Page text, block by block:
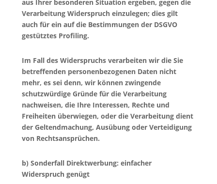
aus Ihrer besonderen Situation ergeben, gegen die
Verarbeitung Widerspruch einzulegen; dies gilt
auch für ein auf die Bestimmungen der DSGVO
gestütztes Profiling.
Im Fall des Widerspruchs verarbeiten wir die Sie
betreffenden personenbezogenen Daten nicht
mehr, es sei denn, wir können zwingende
schutzwürdige Gründe für die Verarbeitung
nachweisen, die Ihre Interessen, Rechte und
Freiheiten überwiegen, oder die Verarbeitung dient
der Geltendmachung, Ausübung oder Verteidigung
von Rechtsansprüchen.
b) Sonderfall Direktwerbung: einfacher
Widerspruch genügt